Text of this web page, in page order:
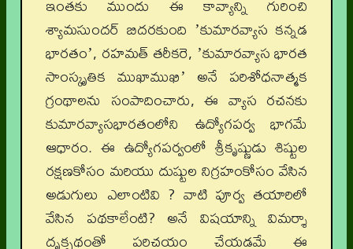
ఇంతకు ముందు ఈ కావ్యాన్ని గురించి
శ్యామసుందర్ బిదరకుంది ʼకుమారవ్యాస కన్నడ
భారతంʼ, రహమత్ తరీకరె, ʼకుమారవ్యాస భారత
సాంస్కృతిక ముఖాముఖిʼ అనే పరిశోధనాత్మక
గ్రంథాలను సంపాదించారు, ఈ వ్యాస రచనకు
కుమారవ్యాసభారతంలోని ఉద్యోగపర్వ భాగమే
ఆధారం. ఈ ఉద్యోగపర్వంలో శ్రీకృష్ణుడు శిష్టుల
రక్షణకోసం మరియు దుష్టుల నిగ్రహంకోసం వేసిన
అడుగులు ఎలాంటివి ? వాటి పూర్వ తయారిలో
వేసిన పథకాలేంటి? అనే విషయాన్ని విమర్శా
దృక్పథంతో పరిచయం చేయడమే ఈ